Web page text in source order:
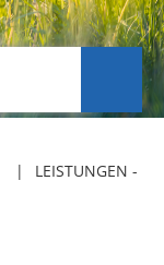
LEISTUNGEN -